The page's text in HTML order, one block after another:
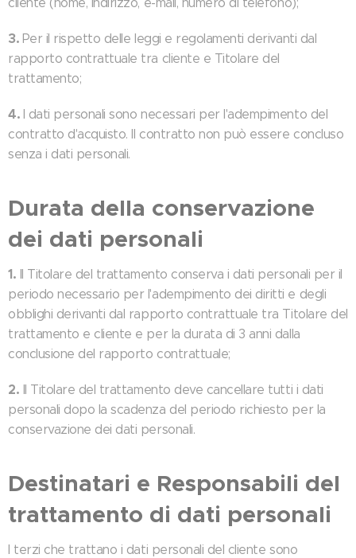
3. Per il rispetto delle leggi e regolamenti derivanti dal
rapporto contrattuale tra cliente e Titolare del
trattamento;
4. I dati personali sono necessari per l'adempimento del
contratto d'acquisto. Il contratto non può essere concluso
senza i dati personali.
Durata della conservazione
dei dati personali
1. Il Titolare del trattamento conserva i dati personali per il
periodo necessario per l'adempimento dei diritti e degli
obblighi derivanti dal rapporto contrattuale tra Titolare del
trattamento e cliente e per la durata di 3 anni dalla
conclusione del rapporto contrattuale;
2. Il Titolare del trattamento deve cancellare tutti i dati
personali dopo la scadenza del periodo richiesto per la
conservazione dei dati personali.
Destinatari e Responsabili del
trattamento di dati personali
I terzi che trattano i dati personali del cliente sono